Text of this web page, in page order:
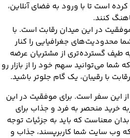
است تا با ورود به فضای آنلاین،
کنند.
در این میدان رقابت است. با
محدودیت‌های جغرافیایی را کنار
طیف گسترده‌تری از مشتریان عرضه
می‌توانید سهم خود را از بازار رو
با رقیبان، یک گام جلوتر باشید.
از این سفر است. برای موفقیت در این
خرید منحصر به فرد و جذاب برای
معناست که باید به جزئیات توجه
وب سایت شما کاربرپسند، جذاب و